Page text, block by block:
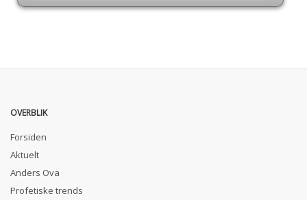
OVERBLIK
Forsiden
Aktuelt
Anders Ova
Profetiske trends